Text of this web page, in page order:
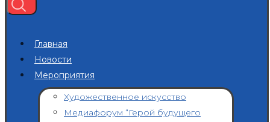
Главная
Новости
Мероприятия
Художественное искусство
Медиафорум “Герой будущего